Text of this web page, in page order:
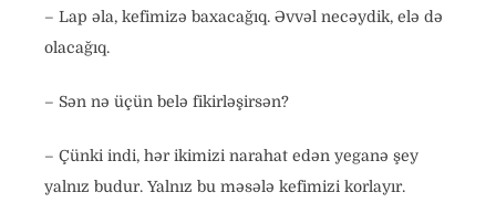
– Lap əla, kefimizə baxacağıq. Əvvəl necəydik, elə də
olacağıq.
– Sən nə üçün belə fikirləşirsən?
– Çünki indi, hər ikimizi narahat edən yeganə şey
yalnız budur. Yalnız bu məsələ kefimizi korlayır.